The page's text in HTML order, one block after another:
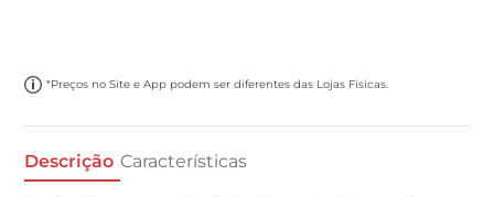
*Preços no Site e App podem ser diferentes das Lojas Físicas.
Descrição Características